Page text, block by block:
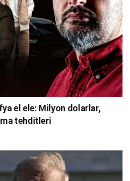
el ele: Milyon dolarlar,
tehditleri